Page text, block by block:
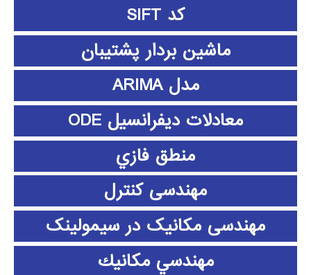
کد SIFT
ماشین بردار پشتیبان
مدل ARIMA
معادلات دیفرانسیل ODE
منطق فازي
مهندسی کنترل
مهندسی مکانیک در سیمولینک
مهندسي مكانيك